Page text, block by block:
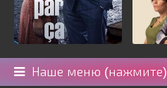
Наше меню (нажмите)